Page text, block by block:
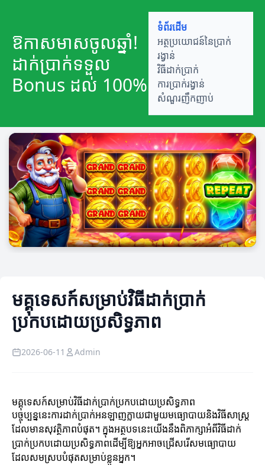
ឱកាសមាសចូលឆ្នាំ!
ដាក់ប្រាក់ទទួល
Bonus ដល់ 100%
ទំព័រដើម
អត្ថប្រយោជន៍នៃប្រាក់
រង្វាន់
វិធីដាក់ប្រាក់
ការប្រាក់រង្វាន់
សំណួរញឹកញាប់
មគ្គុទេសក៍សម្រាប់វិធីដាក់ប្រាក់
ប្រកបដោយប្រសិទ្ធភាព
2026-06-11 Admin
មគ្គុទេសក៍សម្រាប់វិធីដាក់ប្រាក់ប្រកបដោយប្រសិទ្ធភាព
បច្ចុប្បន្ននេះការដាក់ប្រាក់អនឡាញក្លាយជាមួយមធ្យោបាយនិងវិធីសាស្ត្រ
ដែលមានសុវត្ថិភាពបំផុត។ ក្នុងអត្ថបទនេះយើងនឹងពិភាក្សាអំពីវិធីដាក់
ប្រាក់ប្រកបដោយប្រសិទ្ធភាពដើម្បីឱ្យអ្នកអាចជ្រើសរើសមធ្យោបាយ
ដែលសមស្របបំផុតសម្រាប់ខ្លួនអ្នក។